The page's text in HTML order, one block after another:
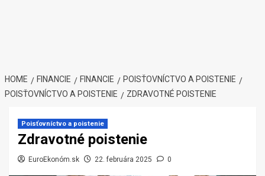
HOME FINANCIE FINANCIE
POISŤOVNÍCTVO A POISTENIE
POISŤOVNÍCTVO A POISTENIE
ZDRAVOTNÉ POISTENIE
Poisťovníctvo a poistenie
Zdravotné poistenie
EuroEkonóm.sk 22. februára 2025 0